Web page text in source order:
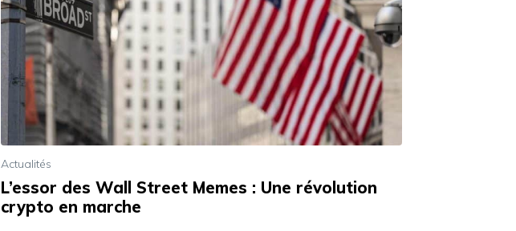
Actualités
L’essor des Wall Street Memes : Une révolution
crypto en marche